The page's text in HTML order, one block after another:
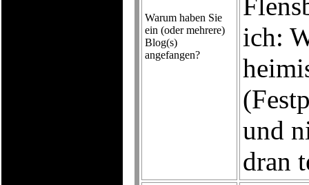
Warum haben Sie
ein (oder mehrere)
Blog(s)
angefangen?
ich:
und
dran